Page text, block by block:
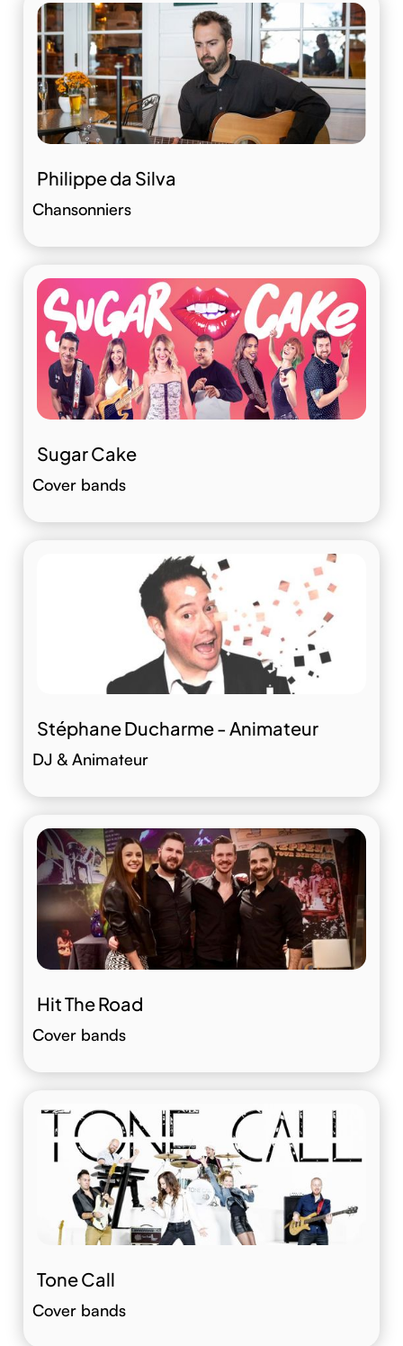
Philippe da Silva
Chansonniers
Sugar Cake
Cover bands
Stéphane Ducharme - Animateur
DJ & Animateur
Hit The Road
Cover bands
Tone Call
Cover bands